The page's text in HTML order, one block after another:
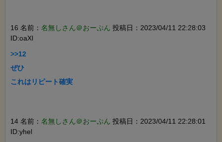
16 名前： 名無しさん＠おーぷん 投稿日：2023/04/11 22:28:03
ID:oaXl
>>12
ぜひ
これはリピート確実
14 名前： 名無しさん＠おーぷん 投稿日：2023/04/11 22:28:01
ID:yhel